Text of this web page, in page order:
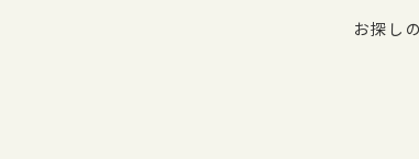
お探し